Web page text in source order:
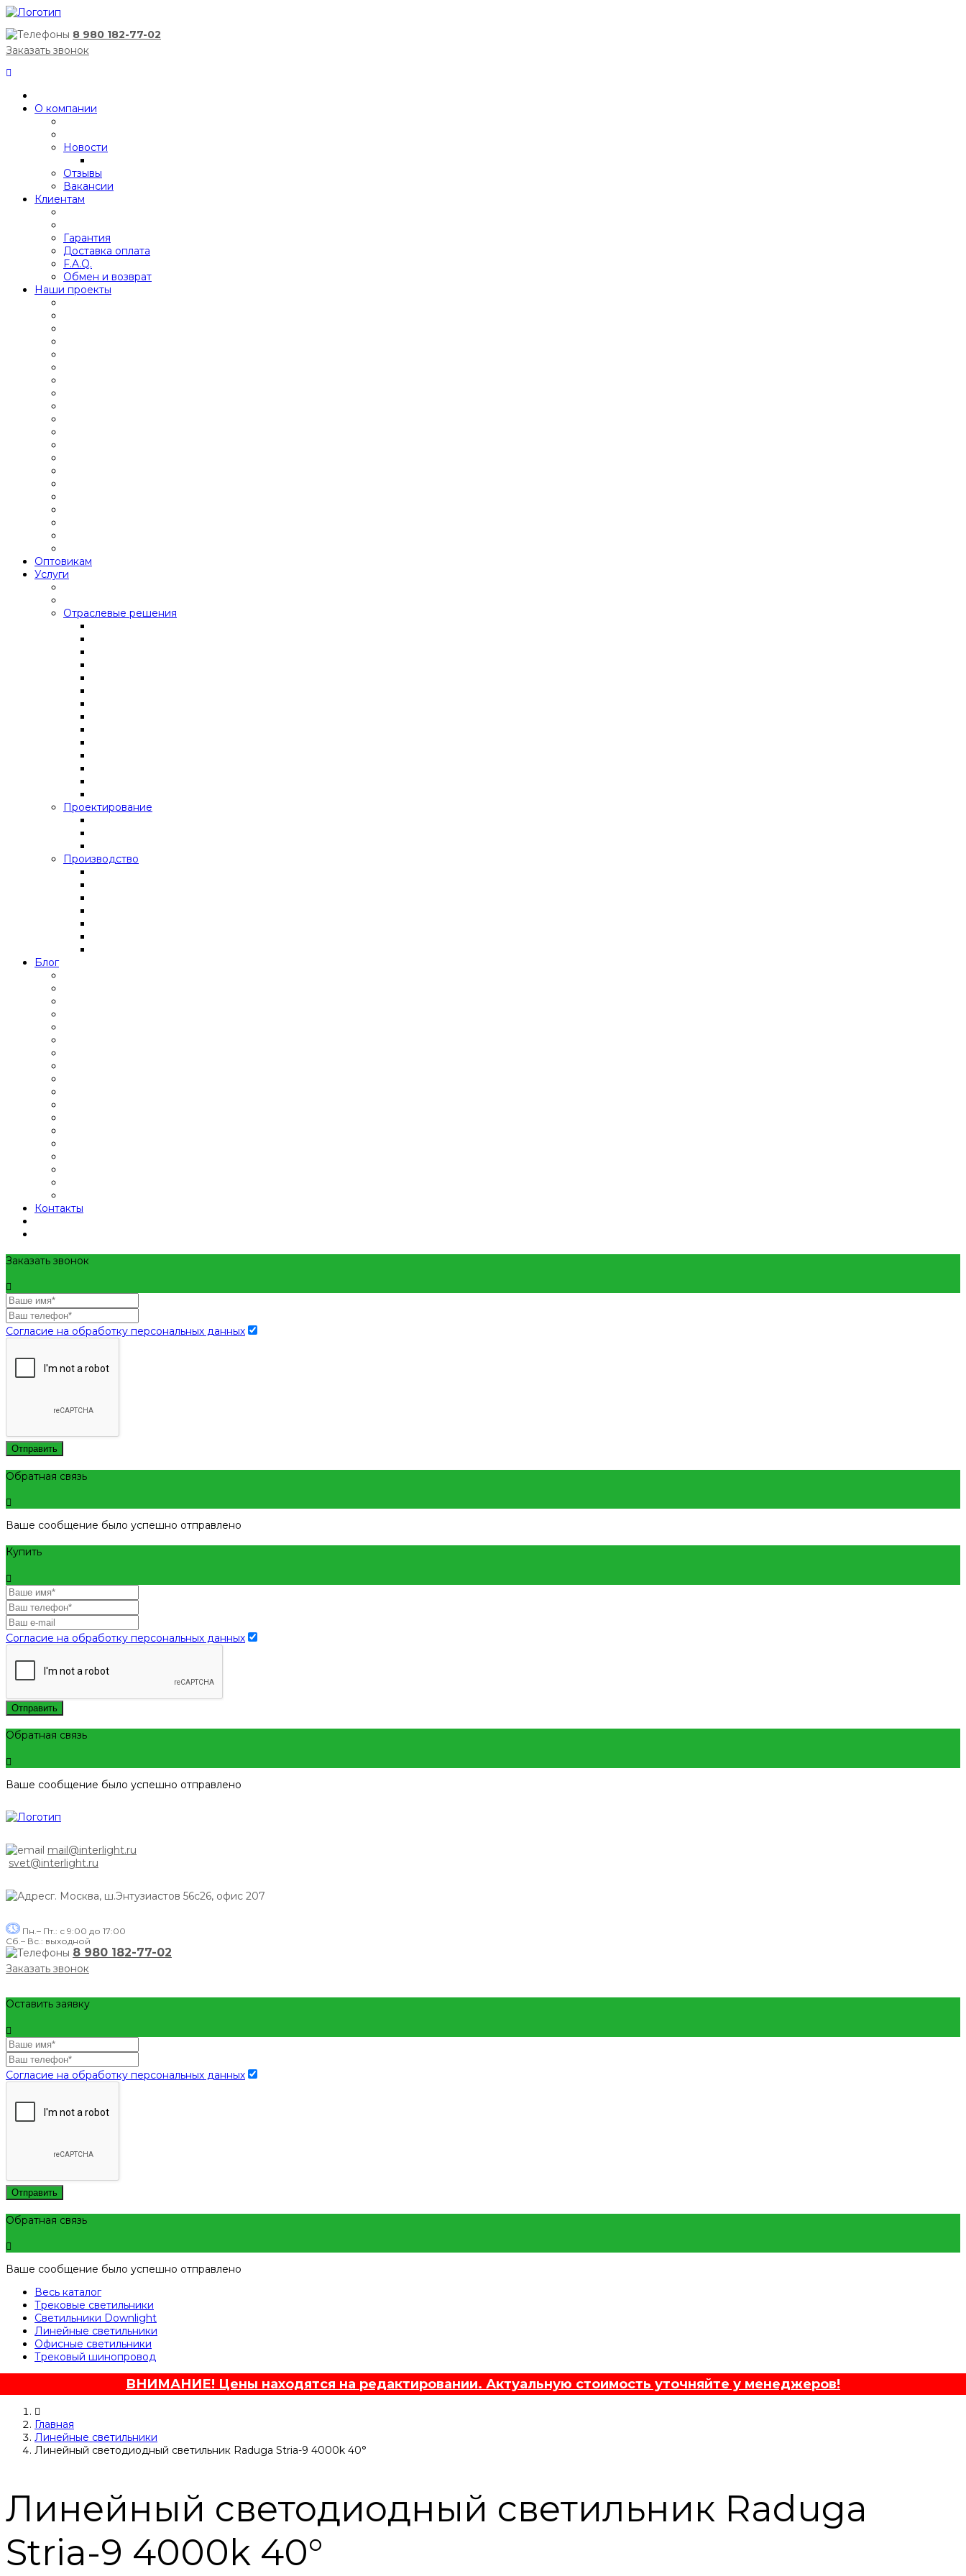
8 980 182-77-02
Заказать звонок
О компании
Новости
Отзывы
Вакансии
Клиентам
Гарантия
Доставка оплата
F.A.Q.
Обмен и возврат
Наши проекты
Оптовикам
Услуги
Отраслевые решения
Проектирование
Производство
Блог
Контакты
Заказать звонок
Согласие на обработку персональных данных
Отправить
Обратная связь
Ваше сообщение было успешно отправлено
Купить
Согласие на обработку персональных данных
Отправить
Обратная связь
Ваше сообщение было успешно отправлено
mail@interlight.ru
svet@interlight.ru
г. Москва, ш.Энтузиастов 56с26, офис 207
Пн.– Пт.: с 9:00 до 17:00
Сб.– Вс.: выходной
8 980 182-77-02
Заказать звонок
Оставить заявку
Согласие на обработку персональных данных
Отправить
Обратная связь
Ваше сообщение было успешно отправлено
Весь каталог
Трековые светильники
Светильники Downlight
Линейные светильники
Офисные светильники
Трековый шинопровод
ВНИМАНИЕ! Цены находятся на редактировании. Актуальную стоимость уточняйте у менеджеров!
Главная
Линейные светильники
Линейный светодиодный светильник Raduga Stria-9 4000k 40°
Линейный светодиодный светильник Raduga
Stria-9 4000k 40°